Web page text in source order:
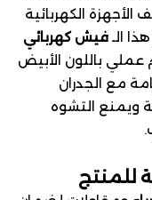
الكهربائية
الـ فيش كهربائي
باللون الأبيض
مع الجدران
ويمنع التشوه
للمنتج